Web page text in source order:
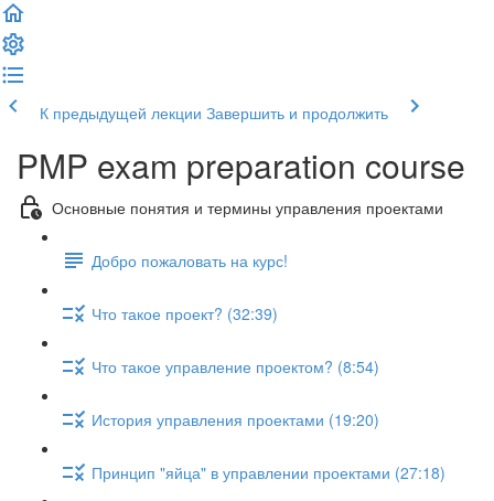
К предыдущей лекции Завершить и продолжить
PMP exam preparation course
Основные понятия и термины управления проектами
Добро пожаловать на курс!
Что такое проект? (32:39)
Что такое управление проектом? (8:54)
История управления проектами (19:20)
Принцип "яйца" в управлении проектами (27:18)